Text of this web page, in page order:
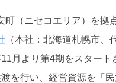
町（ニセコエリア）を拠
（本社：北海道札幌市
月より第4期をスタート
を行い、経営資源を「